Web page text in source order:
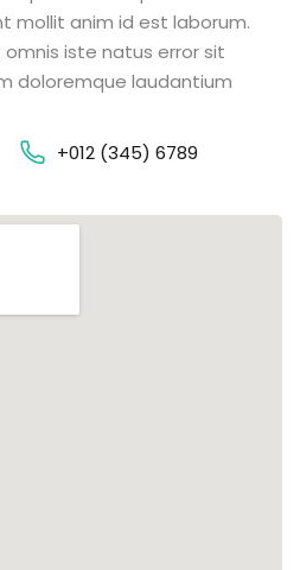
mollit anim id est laborum.
iste natus error sit
doloremque laudantium
+012 (345) 6789